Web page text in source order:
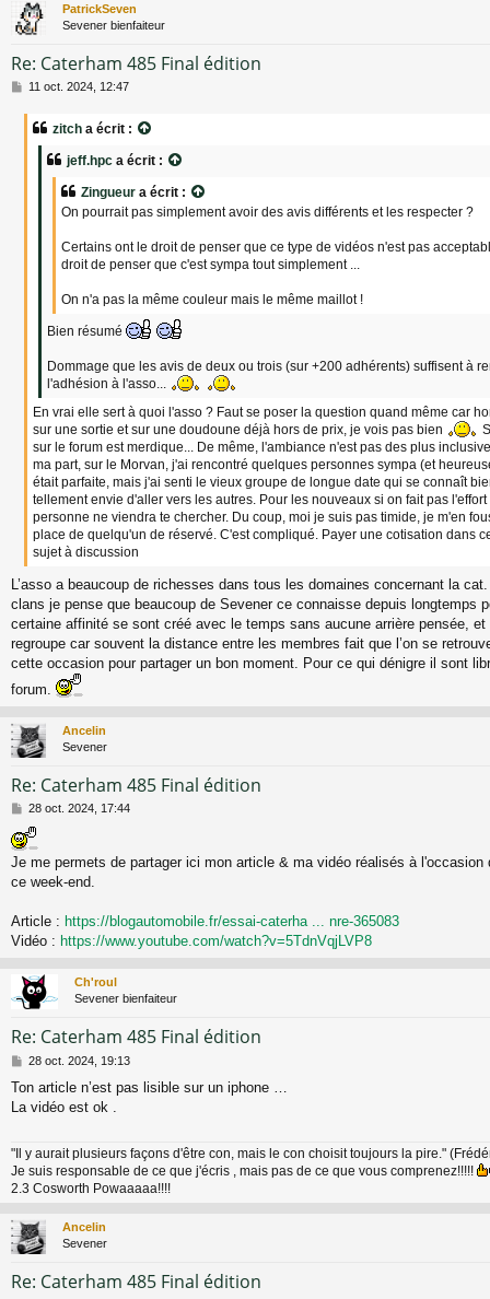
PatrickSeven
Sevener bienfaiteur
Re: Caterham 485 Final édition
M11 oct. 2024, 12:47
zitch a écrit :
jeff.hpc a écrit :
Zingueur a écrit :
On pourrait pas simplement avoir des avis différents et les respecter ?
Certains ont le droit de penser que ce type de vidéos n'est pas
droit de penser que c'est sympa tout simplement ...
On n'a pas la même couleur mais le même maillot !
Bien résumé
Dommage que les avis de deux ou trois (sur +200 adhérents) suffisent à
l'adhésion à l'asso...
En vrai elle sert à quoi l'asso ? Faut se poser la question quand même car
sur une sortie et sur une doudoune déjà hors de prix, je vois pas bien
sur le forum est merdique... De même, l'ambiance n'est pas des plus
ma part, sur le Morvan, j'ai rencontré quelques personnes sympa (et
était parfaite, mais j'ai senti le vieux groupe de longue date qui se connaît
tellement envie d'aller vers les autres. Pour les nouveaux si on fait pas
personne ne viendra te chercher. Du coup, moi je suis pas timide, je m'en
place de quelqu'un de réservé. C'est compliqué. Payer une cotisation dans
sujet à discussion
L’asso a beaucoup de richesses dans tous les domaines concernant la
clans je pense que beaucoup de Sevener ce connaisse depuis longtemps
certaine affinité se sont créé avec le temps sans aucune arrière pensée,
regroupe car souvent la distance entre les membres fait que l’on se
cette occasion pour partager un bon moment. Pour ce qui dénigre il sont
forum.
Ancelin
Sevener
Re: Caterham 485 Final édition
M
e
s
s
g
28 oct. 2024, 17:44
Je me permets de partager ici mon article & ma vidéo réalisés à l'occasion
ce week-end.
Article : https://blogautomobile.fr/essai-caterha ... nre-365083
Vidéo : https://www.youtube.com/watch?v=5TdnVqjLVP8
Ch'roul
Sevener bienfaiteur
Re: Caterham 485 Final édition
M
s
s
e
28 oct. 2024, 19:13
Ton article n’est pas lisible sur un iphone …
La vidéo est ok .
"Il y aurait plusieurs façons d'être con, mais le con choisit toujours la pire."
Je suis responsable de ce que j'écris , mais pas de ce que vous comprenez!!!!!
2.3 Cosworth Powaaaaa!!!!
Ancelin
Sevener
Re: Caterham 485 Final édition